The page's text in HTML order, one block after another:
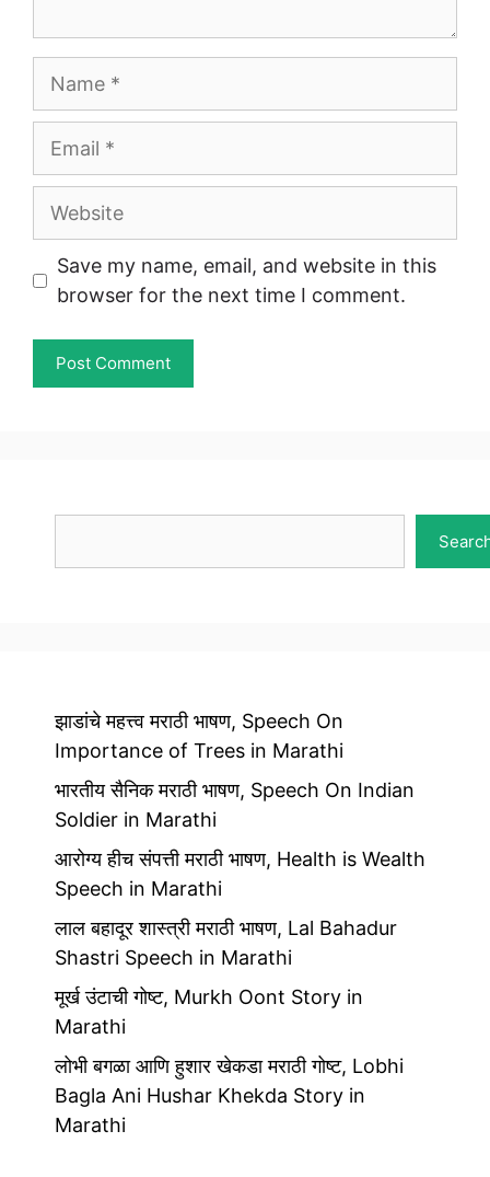
Website
Save my name, email, and website in this
browser for the next time I comment.
झाडांचे महत्त्व मराठी भाषण, Speech On
Importance of Trees in Marathi
भारतीय सैनिक मराठी भाषण, Speech On Indian
Soldier in Marathi
आरोग्य हीच संपत्ती मराठी भाषण, Health is Wealth
Speech in Marathi
लाल बहादूर शास्त्री मराठी भाषण, Lal Bahadur
Shastri Speech in Marathi
मूर्ख उंटाची गोष्ट, Murkh Oont Story in
Marathi
लोभी बगळा आणि हुशार खेकडा मराठी गोष्ट, Lobhi
Bagla Ani Hushar Khekda Story in
Marathi